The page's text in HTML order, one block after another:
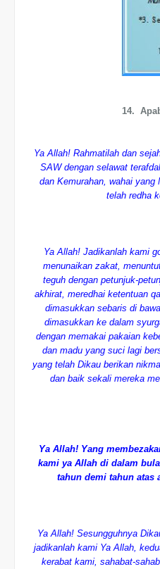
14.
Ya Allah! Rahmatilah dan
SAW dengan selawat
dan Kemurahan, wahai
telah redha
Ya Allah! Jadikanlah kami
menunaikan zakat,
teguh dengan petunjuk-
akhirat, meredhai ketentuan
dimasukkan sebaris di
dimasukkan ke dalam
dengan memakai pakaian
dan madu yang suci lagi
yang telah Dikau berikan
dan baik sekali mereka
Ya Allah! Yang
kami ya Allah di dalam
tahun demi tahun atas
Ya Allah! Sesungguhnya
jadikanlah kami Ya Allah,
kerabat kami, sahabat-